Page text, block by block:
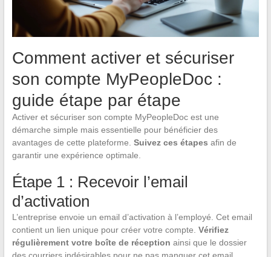
Comment activer et sécuriser
son compte MyPeopleDoc :
guide étape par étape
Activer et sécuriser son compte MyPeopleDoc est une
démarche simple mais essentielle pour bénéficier des
avantages de cette plateforme. Suivez ces étapes afin de
garantir une expérience optimale.
Étape 1 : Recevoir l’email
d’activation
L’entreprise envoie un email d’activation à l’employé. Cet email
contient un lien unique pour créer votre compte. Vérifiez
régulièrement votre boîte de réception ainsi que le dossier